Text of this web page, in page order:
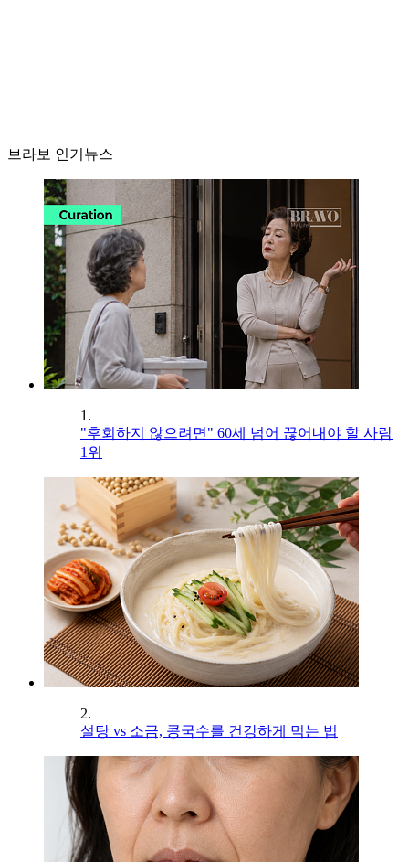
브라보 인기뉴스
1.
"후회하지 않으려면" 60세 넘어 끊어내야 할 사람
1위
2.
설탕 vs 소금, 콩국수를 건강하게 먹는 법